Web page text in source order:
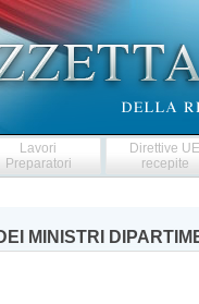
Lavori
Preparatori
Direttive
recepite
MINISTRI